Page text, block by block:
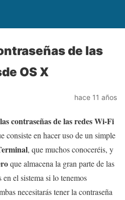
de las
OS X
hace 11 años
contraseñas de las redes Wi-Fi
consiste en hacer uso de un simple
, que muchos conoceréis, y
que almacena la gran parte de las
el sistema si lo tenemos
necesitarás tener la contraseña